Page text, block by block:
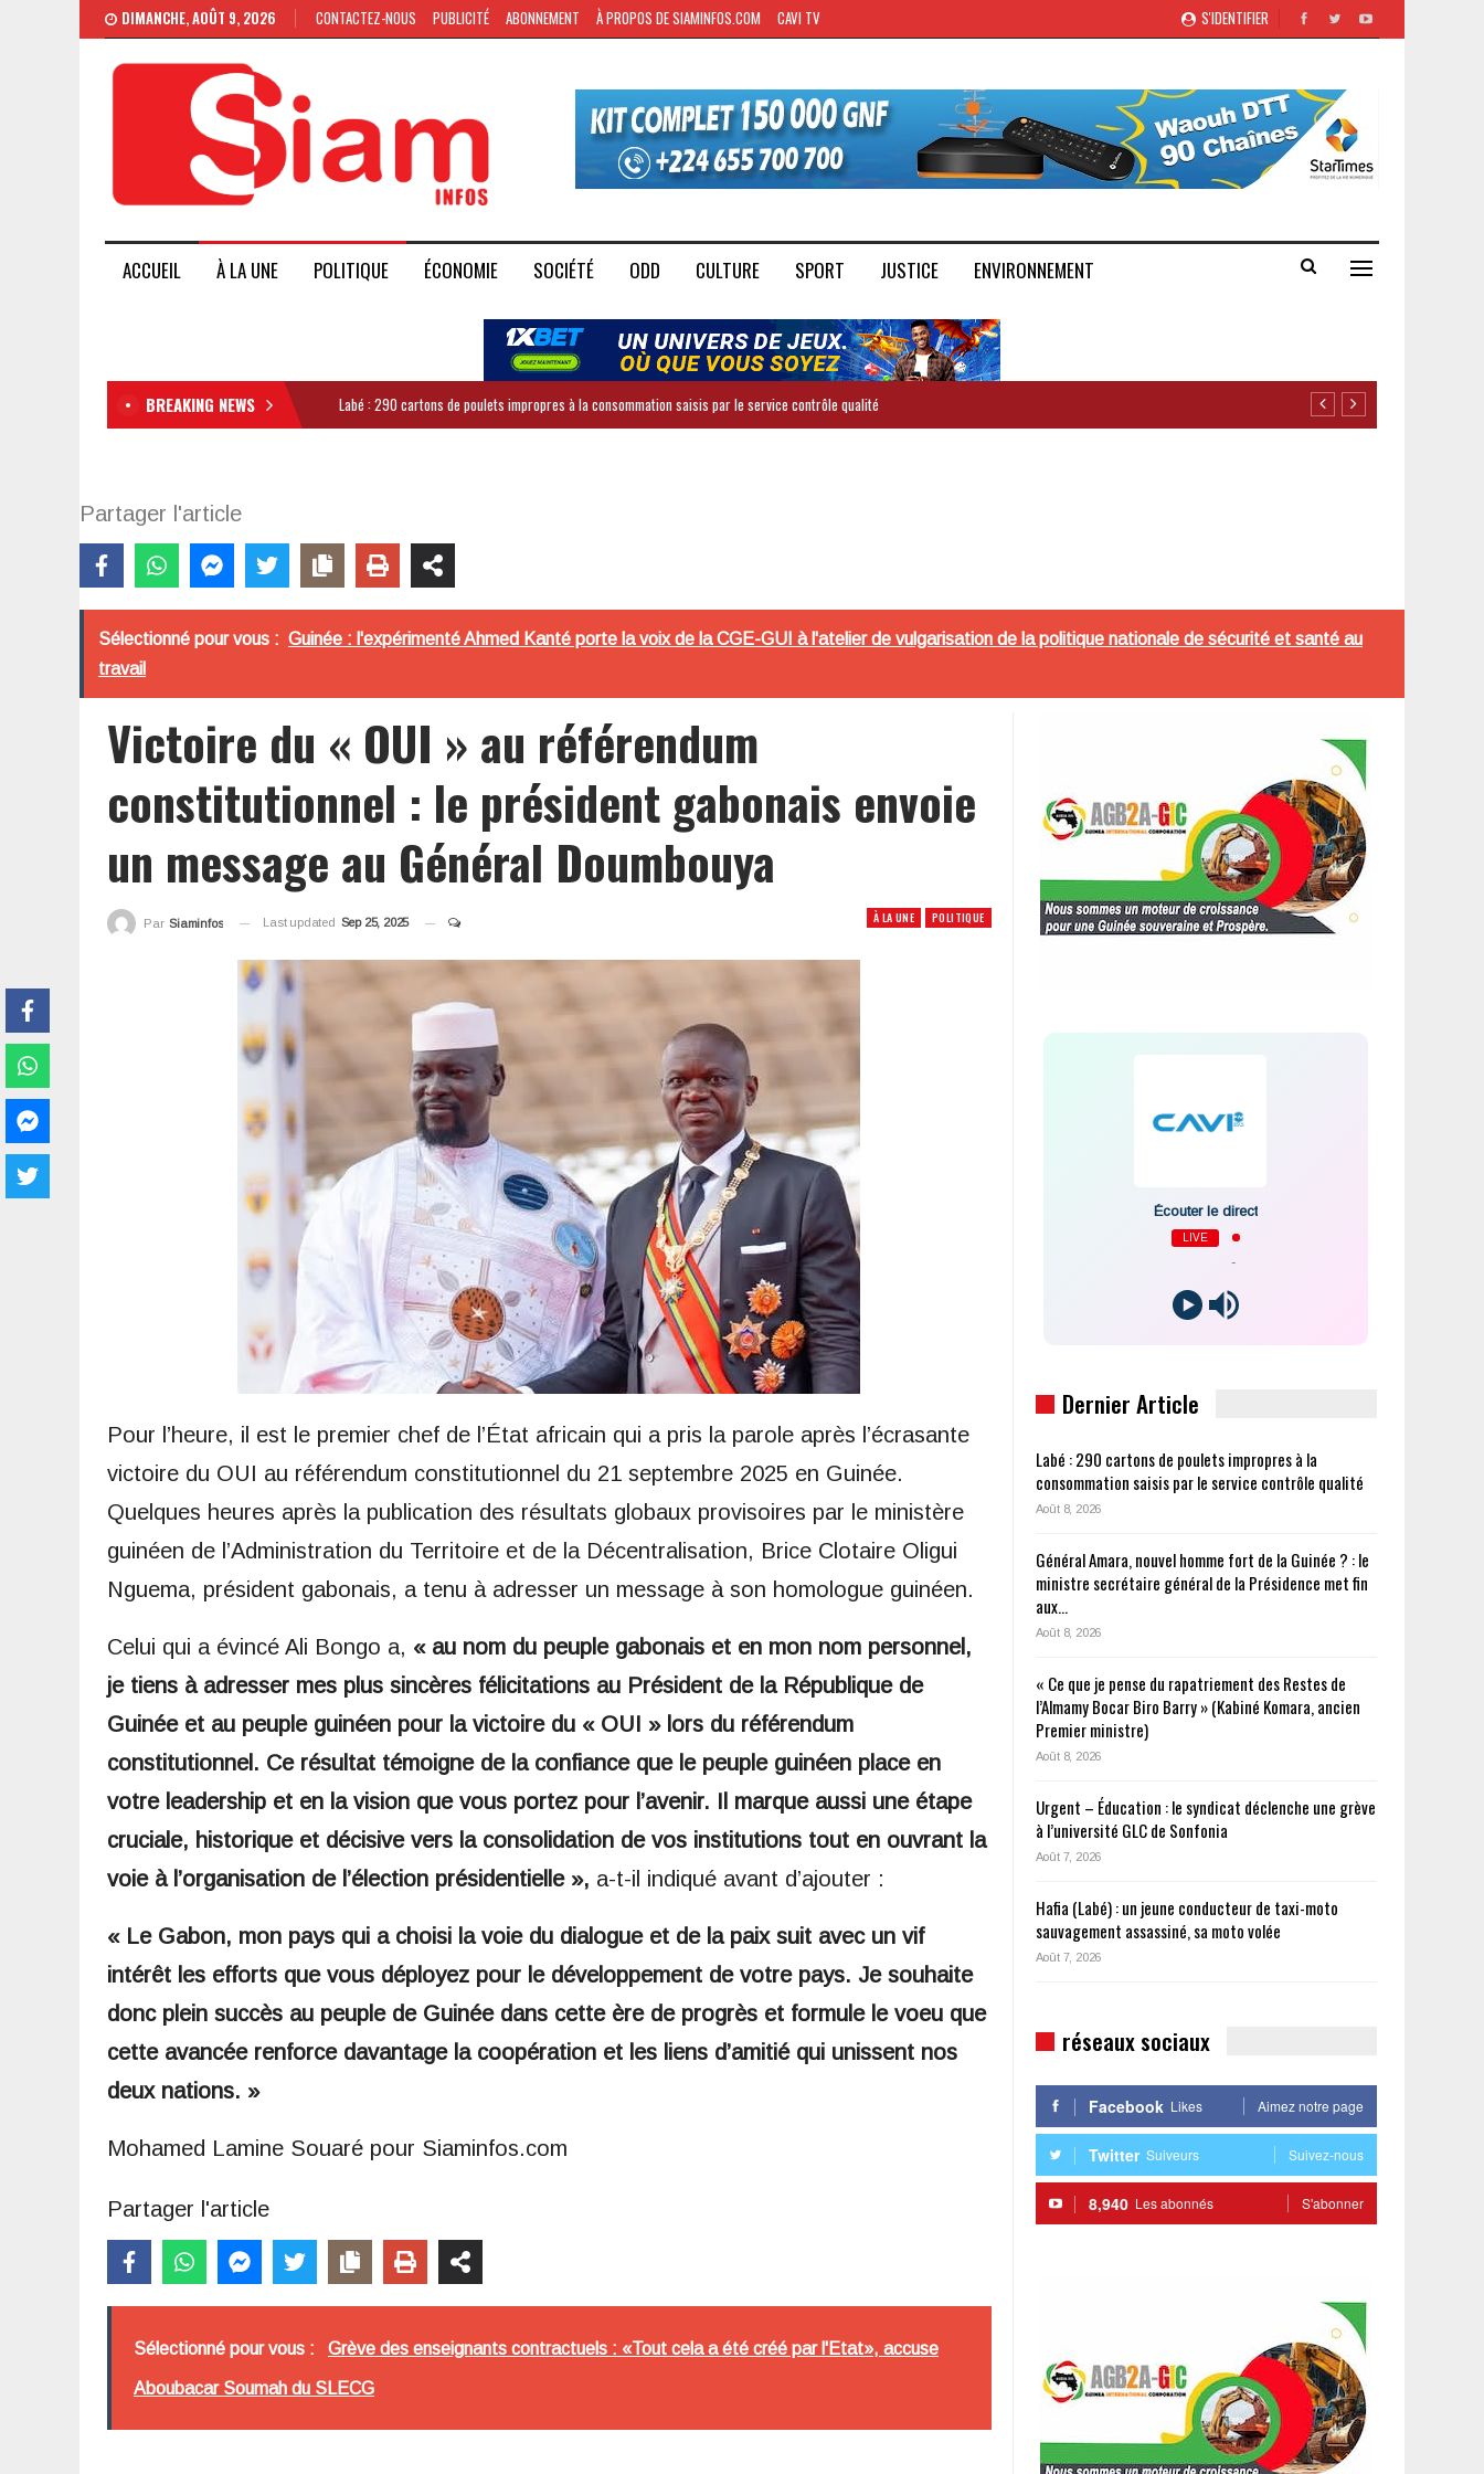
S'IDENTIFIER
DIMANCHE, AOÛT 9, 2026 CONTACTEZ-NOUS PUBLICITÉ ABONNEMENT À PROPOS DE SIAMINFOS.COM CAVI TV
ACCUEIL À LA UNE POLITIQUE ÉCONOMIE SOCIÉTÉ ODD CULTURE SPORT JUSTICE ENVIRONNEMENT
BREAKING NEWS Labé : 290 cartons de poulets impropres à la consommation saisis par le service contrôle qualité
Partager l'article
Sélectionné pour vous : Guinée : l'expérimenté Ahmed Kanté porte la voix de la CGE-GUI à l'atelier de vulgarisation de la politique nationale de sécurité et santé au
travail
Victoire du « OUI » au référendum
constitutionnel : le président gabonais envoie
un message au Général Doumbouya
À LA UNE POLITIQUE
Par Siaminfos Last updated Sep 25, 2025
Pour l’heure, il est le premier chef de l’État africain qui a pris la parole après l’écrasante
victoire du OUI au référendum constitutionnel du 21 septembre 2025 en Guinée.
Quelques heures après la publication des résultats globaux provisoires par le ministère
guinéen de l’Administration du Territoire et de la Décentralisation, Brice Clotaire Oligui
Nguema, président gabonais, a tenu à adresser un message à son homologue guinéen.
Celui qui a évincé Ali Bongo a, « au nom du peuple gabonais et en mon nom personnel,
je tiens à adresser mes plus sincères félicitations au Président de la République de
Guinée et au peuple guinéen pour la victoire du « OUI » lors du référendum
constitutionnel. Ce résultat témoigne de la confiance que le peuple guinéen place en
votre leadership et en la vision que vous portez pour l’avenir. Il marque aussi une étape
cruciale, historique et décisive vers la consolidation de vos institutions tout en ouvrant la
voie à l’organisation de l’élection présidentielle », a-t-il indiqué avant d’ajouter :
« Le Gabon, mon pays qui a choisi la voie du dialogue et de la paix suit avec un vif
intérêt les efforts que vous déployez pour le développement de votre pays. Je souhaite
donc plein succès au peuple de Guinée dans cette ère de progrès et formule le voeu que
cette avancée renforce davantage la coopération et les liens d’amitié qui unissent nos
deux nations. »
Mohamed Lamine Souaré pour Siaminfos.com
Partager l'article
Sélectionné pour vous : Grève des enseignants contractuels : «Tout cela a été créé par l'Etat», accuse
Aboubacar Soumah du SLECG
Écouter le direct
LIVE
Dernier Article
Labé : 290 cartons de poulets impropres à la
consommation saisis par le service contrôle qualité
Août 8, 2026
Général Amara, nouvel homme fort de la Guinée ? : le
ministre secrétaire général de la Présidence met fin
aux…
Août 8, 2026
« Ce que je pense du rapatriement des Restes de
l’Almamy Bocar Biro Barry » (Kabiné Komara, ancien
Premier ministre)
Août 8, 2026
Urgent – Éducation : le syndicat déclenche une grève
à l’université GLC de Sonfonia
Août 7, 2026
Hafia (Labé) : un jeune conducteur de taxi-moto
sauvagement assassiné, sa moto volée
Août 7, 2026
réseaux sociaux
Facebook Likes Aimez notre page
Twitter Suiveurs Suivez-nous
8,940 Les abonnés S'abonner